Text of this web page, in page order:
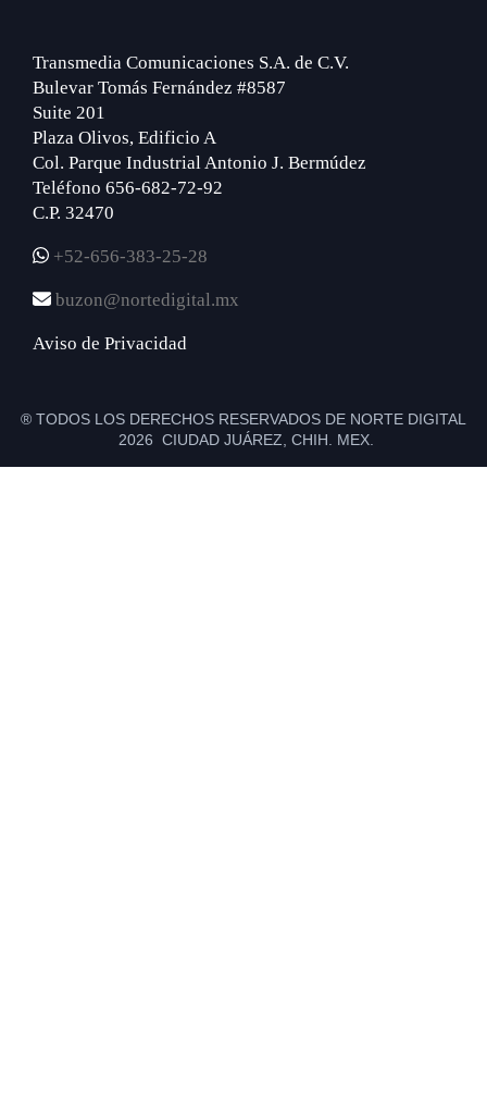
Transmedia Comunicaciones S.A. de C.V.
Bulevar Tomás Fernández #8587
Suite 201
Plaza Olivos, Edificio A
Col. Parque Industrial Antonio J. Bermúdez
Teléfono 656-682-72-92
C.P. 32470
+52-656-383-25-28
buzon@nortedigital.mx
Aviso de Privacidad
® TODOS LOS DERECHOS RESERVADOS DE NORTE DIGITAL
2026 CIUDAD JUÁREZ, CHIH. MEX.